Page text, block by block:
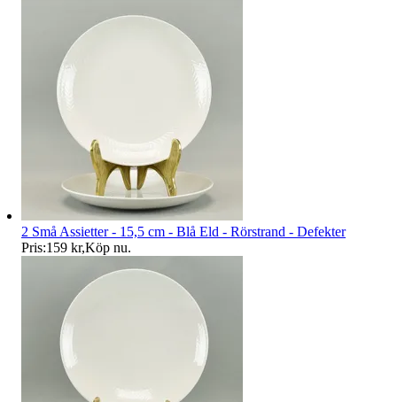
2 Små Assietter - 15,5 cm - Blå Eld - Rörstrand - Defekter
Pris:159 kr,Köp nu.